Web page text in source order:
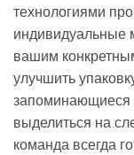
технологиями
индивидуальные
вашим
улучшить
запоминающиеся
выделиться на
команда всегда